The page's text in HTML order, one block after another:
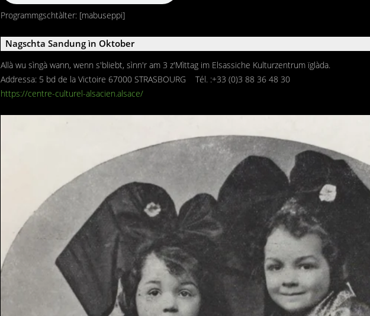
Programmgschtàlter: [mabuseppi]
Nagschta Sandung ìn Oktober
Allà wu sìngà wann, wenn s'bliebt, sìnn'r am 3 z'Mìttag im Elsassiche Kulturzentrum ïglàda.
Addressa: 5 bd de la Victoire 67000 STRASBOURG Tél. :+33 (0)3 88 36 48 30
https://centre-culturel-alsacien.alsace/